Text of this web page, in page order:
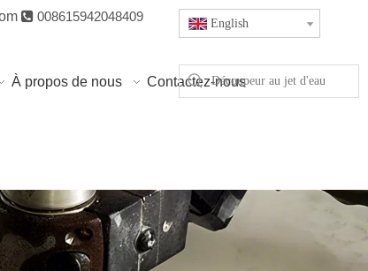
 008615942048409 English
À propos de nous Contactez-nous